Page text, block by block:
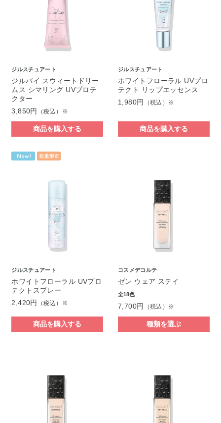
ジルスチュアート
ジルバイ スウィートドリー
ムス シマリング UVプロテ
クター
3,850円
（税込）※
商品を購入する
ジルスチュアート
ホワイトフローラル UVプロ
テクト リップエッセンス
1,980円
（税込）※
商品を購入する
ジルスチュアート
ホワイトフローラル UVプロ
テクトスプレー
2,420円
（税込）※
商品を購入する
コスメデコルテ
ゼン ウェア ステイ
全18色
7,700円 （税込）※
種類を選ぶ